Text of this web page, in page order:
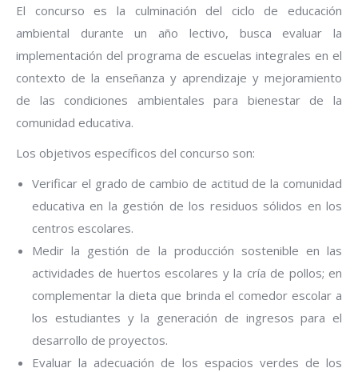
El concurso es la culminación del ciclo de educación
ambiental durante un año lectivo, busca evaluar la
implementación del programa de escuelas integrales en el
contexto de la enseñanza y aprendizaje y mejoramiento
de las condiciones ambientales para bienestar de la
comunidad educativa.
Los objetivos específicos del concurso son:
Verificar el grado de cambio de actitud de la comunidad
educativa en la gestión de los residuos sólidos en los
centros escolares.
Medir la gestión de la producción sostenible en las
actividades de huertos escolares y la cría de pollos; en
complementar la dieta que brinda el comedor escolar a
los estudiantes y la generación de ingresos para el
desarrollo de proyectos.
Evaluar la adecuación de los espacios verdes de los